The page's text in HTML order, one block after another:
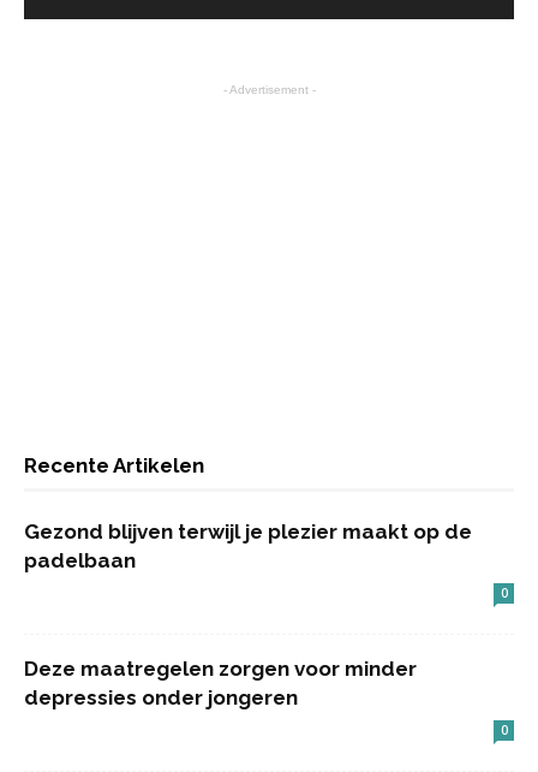
- Advertisement -
Recente Artikelen
Gezond blijven terwijl je plezier maakt op de
padelbaan
0
Deze maatregelen zorgen voor minder
depressies onder jongeren
0